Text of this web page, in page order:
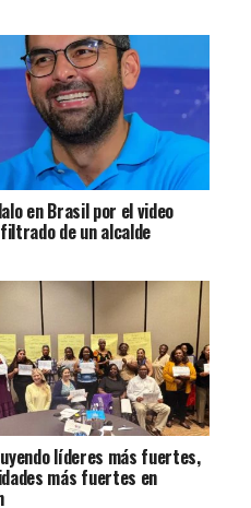
en Brasil por el video
de un alcalde
líderes más fuertes,
más fuertes en